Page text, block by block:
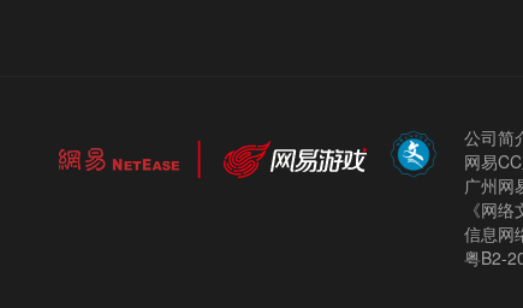
公司简
网易
广州网
《网
信息网
粤B2-